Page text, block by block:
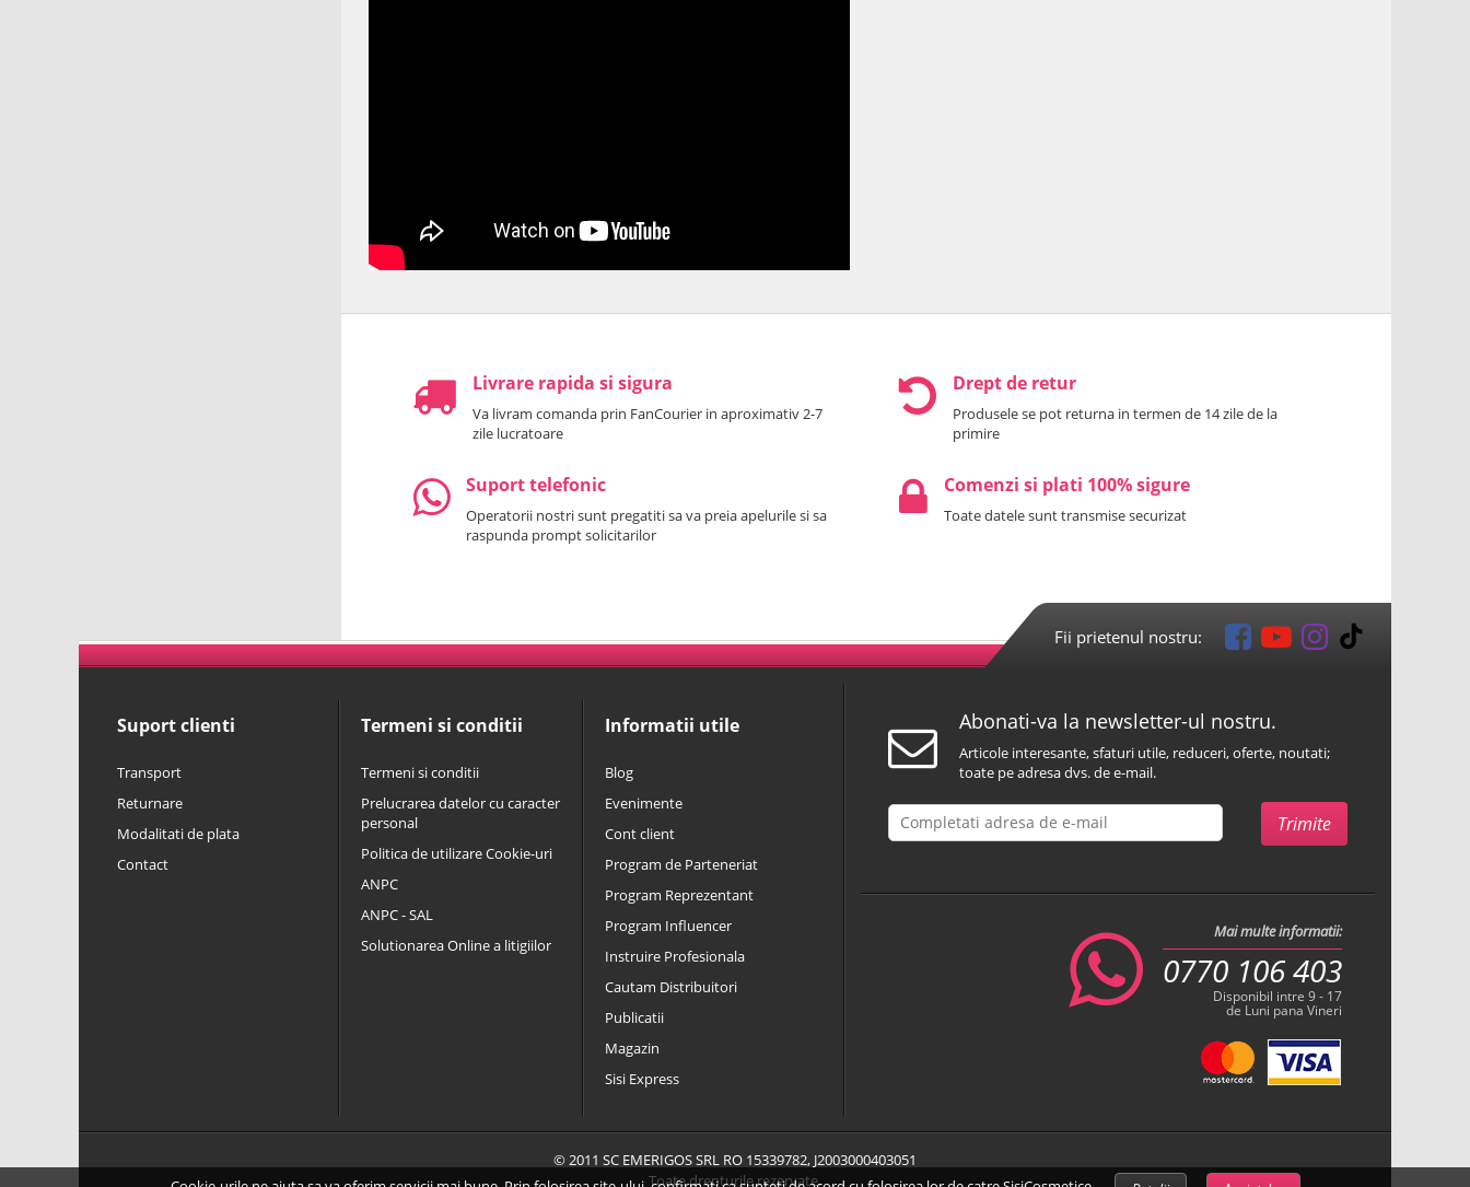
Livrare rapida si sigura
Va livram comanda prin FanCourier in aproximativ 2-7
zile lucratoare
Drept de retur
Produsele se pot returna in termen de 14 zile de la
primire
Suport telefonic
Operatorii nostri sunt pregatiti sa va preia apelurile si sa
raspunda prompt solicitarilor
Comenzi si plati 100% sigure
Toate datele sunt transmise securizat
Fii prietenul nostru:
Suport clienti
Transport
Returnare
Modalitati de plata
Contact
Termeni si conditii
Termeni si conditii
Prelucrarea datelor cu caracter
personal
Politica de utilizare Cookie-uri
ANPC
ANPC - SAL
Solutionarea Online a litigiilor
Informatii utile
Blog
Evenimente
Cont client
Program de Parteneriat
Program Reprezentant
Program Influencer
Instruire Profesionala
Cautam Distribuitori
Publicatii
Magazin
Sisi Express
Abonati-va la newsletter-ul nostru.
Articole interesante, sfaturi utile, reduceri, oferte, noutati;
toate pe adresa dvs. de e-mail.
Mai multe informatii:
0770 106 403
Disponibil intre 9 - 17
de Luni pana Vineri
© 2011 SC EMERIGOS SRL RO 15339782, J2003000403051
Toate drepturile rezervate.